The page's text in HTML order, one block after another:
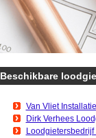
Beschikbare
Van Vliet
Dirk Verhees
Loodgietersbedrijf